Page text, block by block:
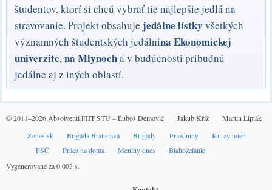
študentov, ktorí si chcú vybrať tie najlepšie jedlá na
stravovanie. Projekt obsahuje jedálne lístky všetkých
významných študentských jedálnína Ekonomickej
univerzite,na Mlynocha v budúcnosti pribudnú
jedálne aj z iných oblastí.
© 2011–2026 Absolventi FIIT STU –Ľuboš Demovič Jakub Kříž
Martin Lipták
Zones.sk
Brigáda Bratislava Brigády Prázdniny
Kurzy mien
PSČ
Práca na doma Meniny dnes
Blahoželanie
Vygenerované za 0.003 s.